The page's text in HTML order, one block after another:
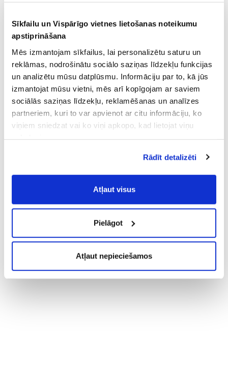
Sīkfailu un Vispārīgo vietnes lietošanas noteikumu
apstiprināšana
Mēs izmantojam sīkfailus, lai personalizētu saturu un
reklāmas, nodrošinātu sociālo saziņas līdzekļu funkcijas
un analizētu mūsu datplūsmu. Informāciju par to, kā jūs
izmantojat mūsu vietni, mēs arī kopīgojam ar saviem
sociālās saziņas līdzekļu, reklamēšanas un analīzes
partneriem, kuri to var apvienot ar citu informāciju, ko
viņiem sniedzat vai ko viņi apkopo, kad lietojat viņu
Vispārīgiem vietnes lietošanas
noteikumiem(saīsināti - VVLN).
Rādīt detalizēti
Atļaut visus
Pielāgot
Atļaut nepieciešamos